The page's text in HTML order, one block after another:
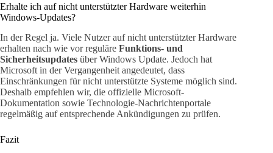
Erhalte ich auf nicht unterstützter Hardware weiterhin
Windows-Updates?
In der Regel ja. Viele Nutzer auf nicht unterstützter Hardware
erhalten nach wie vor reguläre Funktions- und
Sicherheitsupdates über Windows Update. Jedoch hat
Microsoft in der Vergangenheit angedeutet, dass
Einschränkungen für nicht unterstützte Systeme möglich sind.
Deshalb empfehlen wir, die offizielle Microsoft-
Dokumentation sowie Technologie-Nachrichtenportale
regelmäßig auf entsprechende Ankündigungen zu prüfen.
Fazit